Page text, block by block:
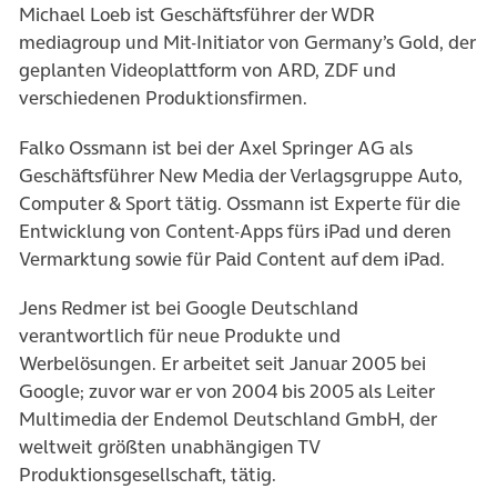
Michael Loeb ist Geschäftsführer der WDR
mediagroup und Mit-Initiator von Germany’s Gold, der
geplanten Videoplattform von ARD, ZDF und
verschiedenen Produktionsfirmen.
Falko Ossmann ist bei der Axel Springer AG als
Geschäftsführer New Media der Verlagsgruppe Auto,
Computer & Sport tätig. Ossmann ist Experte für die
Entwicklung von Content-Apps fürs iPad und deren
Vermarktung sowie für Paid Content auf dem iPad.
Jens Redmer ist bei Google Deutschland
verantwortlich für neue Produkte und
Werbelösungen. Er arbeitet seit Januar 2005 bei
Google; zuvor war er von 2004 bis 2005 als Leiter
Multimedia der Endemol Deutschland GmbH, der
weltweit größten unabhängigen TV
Produktionsgesellschaft, tätig.